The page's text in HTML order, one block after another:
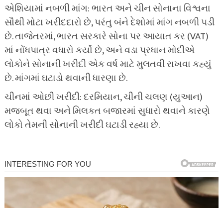
એશિયામાં નબળી માંગ: ભારત અને ચીન સોનાના વિશ્વના
સૌથી મોટા ખરીદદારો છે, પરંતુ બંને દેશોમાં માંગ નબળી પડી
છે. તાજેતરમાં, ભારત સરકારે સોના પર આયાત કર (VAT)
માં નોંધપાત્ર વધારો કર્યો છે, અને વડા પ્રધાન મોદીએ
લોકોને સોનાની ખરીદી એક વર્ષ માટે મુલતવી રાખવા કહ્યું
છે. માંગમાં ઘટાડો થવાની ધારણા છે.
ચીનમાં ઓછી ખરીદી: દરમિયાન, ચીની ચલણ (યુઆન)
મજબૂત થવા અને મિલકત બજારમાં સુધારો થવાને કારણે
લોકો તેમની સોનાની ખરીદી ઘટાડી રહ્યા છે.